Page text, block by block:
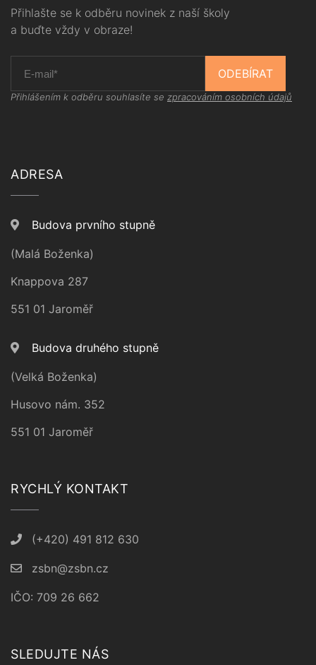
Přihlašte se k odběru novinek z naší školy
a buďte vždy v obraze!
ODEBÍRAT
Přihlášením k odběru souhlasíte se zpracováním osobních údajů
ADRESA
Budova prvního stupně
(Malá Boženka)
Knappova 287
551 01 Jaroměř
Budova druhého stupně
(Velká Boženka)
Husovo nám. 352
551 01 Jaroměř
RYCHLÝ KONTAKT
(+420) 491 812 630
zsbn@zsbn.cz
IČO: 709 26 662
SLEDUJTE NÁS